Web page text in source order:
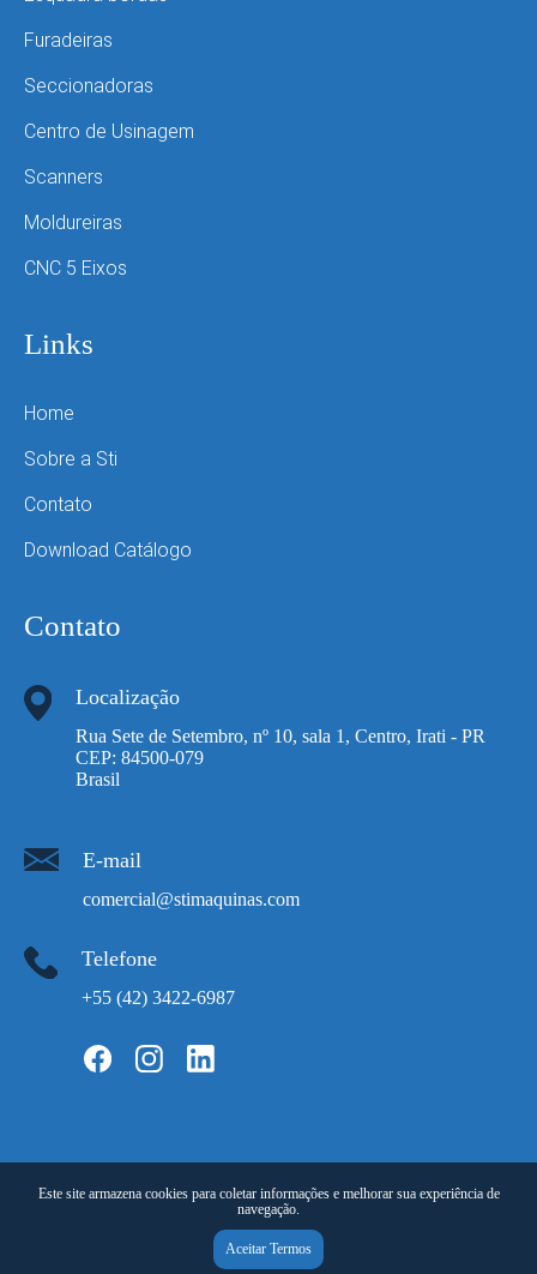
Furadeiras
Seccionadoras
Centro de Usinagem
Scanners
Moldureiras
CNC 5 Eixos
Links
Home
Sobre a Sti
Contato
Download Catálogo
Contato
Localização
Rua Sete de Setembro, nº 10, sala 1, Centro, Irati - PR
CEP: 84500-079
Brasil
E-mail
comercial@stimaquinas.com
Telefone
+55 (42) 3422-6987‬
STI Máquinas - Todos os direitos reservados.
Desenvolvido por:
Este site armazena cookies para coletar informações e melhorar sua experiência de
navegação.
Aceitar Termos